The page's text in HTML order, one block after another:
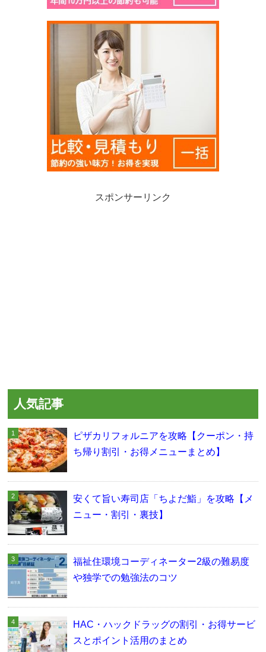
スポンサーリンク
人気記事
ピザカリフォルニアを攻略【クーポン・持
ち帰り割引・お得メニューまとめ】
安くて旨い寿司店「ちよだ鮨」を攻略【メ
ニュー・割引・裏技】
福祉住環境コーディネーター2級の難易度
や独学での勉強法のコツ
HAC・ハックドラッグの割引・お得サービ
スとポイント活用のまとめ